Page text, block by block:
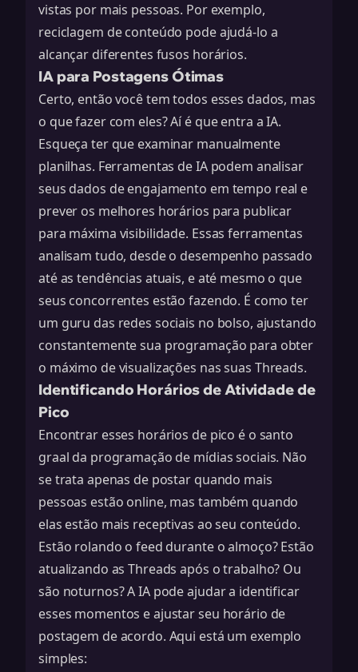
vistas por mais pessoas. Por exemplo,
reciclagem de conteúdo pode ajudá-lo a
alcançar diferentes fusos horários.
IA para Postagens Ótimas
Certo, então você tem todos esses dados, mas
o que fazer com eles? Aí é que entra a IA.
Esqueça ter que examinar manualmente
planilhas. Ferramentas de IA podem analisar
seus dados de engajamento em tempo real e
prever os melhores horários para publicar
para máxima visibilidade. Essas ferramentas
analisam tudo, desde o desempenho passado
até as tendências atuais, e até mesmo o que
seus concorrentes estão fazendo. É como ter
um guru das redes sociais no bolso, ajustando
constantemente sua programação para obter
o máximo de visualizações nas suas Threads.
Identificando Horários de Atividade de
Pico
Encontrar esses horários de pico é o santo
graal da programação de mídias sociais. Não
se trata apenas de postar quando mais
pessoas estão online, mas também quando
elas estão mais receptivas ao seu conteúdo.
Estão rolando o feed durante o almoço? Estão
atualizando as Threads após o trabalho? Ou
são noturnos? A IA pode ajudar a identificar
esses momentos e ajustar seu horário de
postagem de acordo. Aqui está um exemplo
simples: